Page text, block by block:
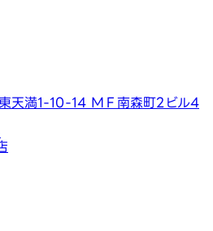
天満1-10-14 ＭＦ南森町2ビル4